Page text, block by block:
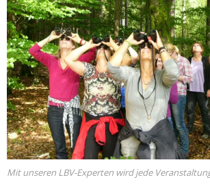
Mit unseren LBV-Experten wird jede